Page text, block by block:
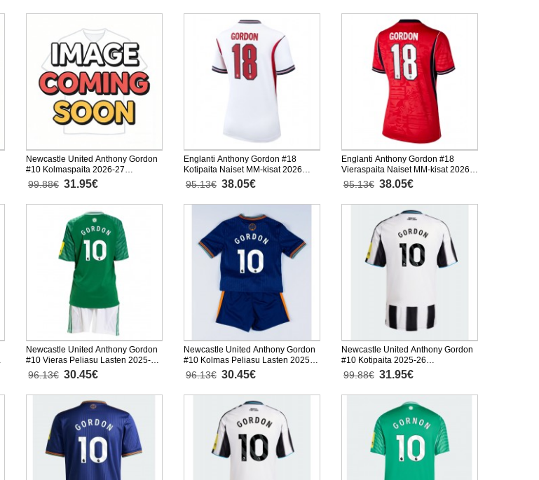
Newcastle United Anthony Gordon
#10 Kolmaspaita 2026-27
Lyhythihainen
99.88€ 31.95€
Englanti Anthony Gordon #18
Kotipaita Naiset MM-kisat 2026
Lyhythihainen
95.13€ 38.05€
Englanti Anthony Gordon #18
Vieraspaita Naiset MM-kisat 2026
Lyhythihainen
95.13€ 38.05€
Newcastle United Anthony Gordon
#10 Vieras Peliasu Lasten 2025-26
Lyhythihainen (+ Lyhyet housut)
96.13€ 30.45€
Newcastle United Anthony Gordon
#10 Kolmas Peliasu Lasten 2025-
26 Lyhythihainen (+ Lyhyet housut)
96.13€ 30.45€
Newcastle United Anthony Gordon
#10 Kotipaita 2025-26
Lyhythihainen
99.88€ 31.95€